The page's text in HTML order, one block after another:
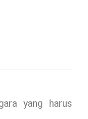
yang harus